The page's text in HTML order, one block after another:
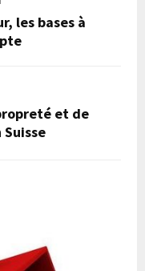
les bases à
et de